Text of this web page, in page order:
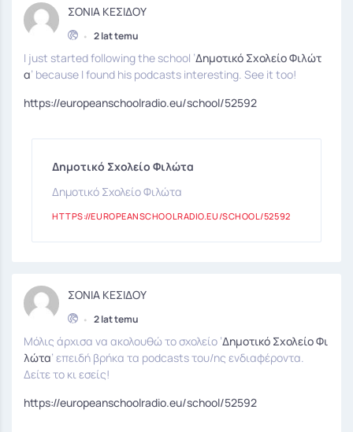
ΣΟΝΙΑ ΚΕΣΙΔΟΥ
• 2 lat temu
I just started following the school ’Δημοτικό Σχολείο Φιλώτ
α’ because I found his podcasts interesting. See it too!
https://europeanschoolradio.eu/school/52592
Δημοτικό Σχολείο Φιλώτα
Δημοτικό Σχολείο Φιλώτα
HTTPS://EUROPEANSCHOOLRADIO.EU/SCHOOL/52592
ΣΟΝΙΑ ΚΕΣΙΔΟΥ
• 2 lat temu
Μόλις άρχισα να ακολουθώ το σχολείο ’Δημοτικό Σχολείο Φι
λώτα’ επειδή βρήκα τα podcasts του/ης ενδιαφέροντα.
Δείτε το κι εσείς!
https://europeanschoolradio.eu/school/52592